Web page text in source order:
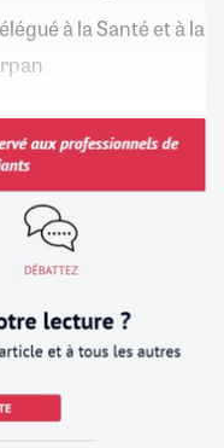
à la Santé et à la